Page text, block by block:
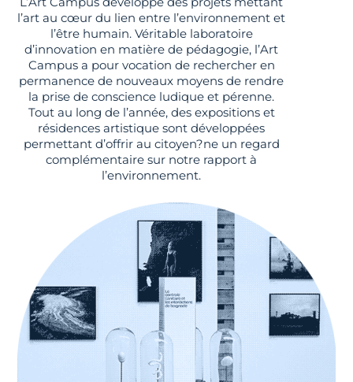
l’art au cœur du lien entre l’environnement et
l’être humain. Véritable laboratoire
d’innovation en matière de pédagogie, l’Art
Campus a pour vocation de rechercher en
permanence de nouveaux moyens de rendre
la prise de conscience ludique et pérenne.
Tout au long de l’année, des expositions et
résidences artistique sont développées
permettant d’offrir au citoyen?ne un regard
complémentaire sur notre rapport à
l’environnement.